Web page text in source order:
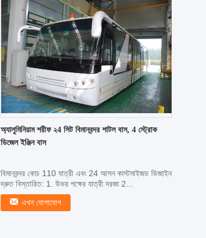
অ্যালুমিনিয়াম শরীফ ২4 সিট বিমানবন্দর শাটল বাস, 4 স্ট্রোক
ডিজেল ইঞ্জিন বাস
বিমানবন্দর কোচ 110 যাত্রী এবং 24 আসন কাস্টমাইজড ডিজাইন
দ্রুত বিস্তারিত: 1. উভয় পক্ষের যাত্রী দরজা 2...
এখন যোগাযোগ